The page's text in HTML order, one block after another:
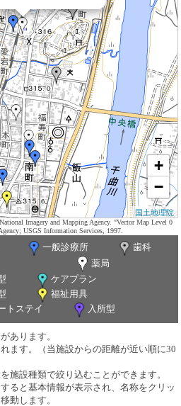
+
−
国土地理院
Imagery and Mapping Agency. "Vector Map Level 0
USGS Information Services, 1997.
一般診療所
歯科
薬局
ケアプラン
福祉用具
トステイ
入所型
あります。
ます。（当施設からの距離が近い順に30
施設種類で絞り込むことができます。
ると基本情報が表示され、名称をクリッ
動します。